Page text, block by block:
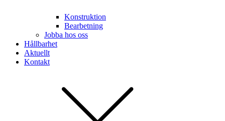
Konstruktion
Bearbetning
Jobba hos oss
Hållbarhet
Aktuellt
Kontakt